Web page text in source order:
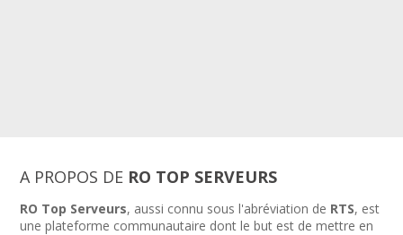
A PROPOS DE RO TOP SERVEURS
RO Top Serveurs, aussi connu sous l'abréviation de RTS, est
une plateforme communautaire dont le but est de mettre en